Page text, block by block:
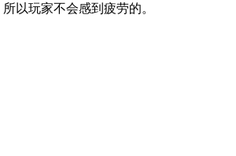
以玩家不会感到疲劳的。